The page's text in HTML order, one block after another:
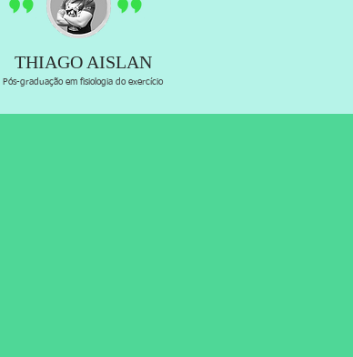
THIAGO AISLAN
Pós-graduação em fisiologia do exercício